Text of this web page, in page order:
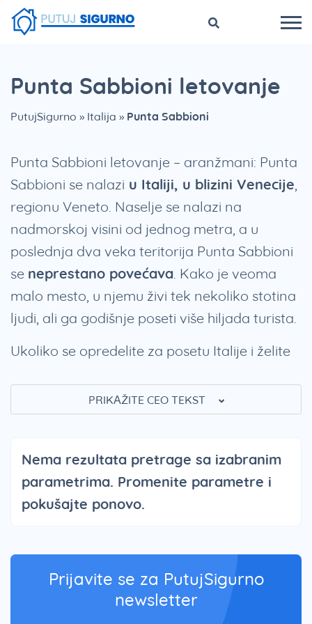
Punta Sabbioni letovanje
PutujSigurno » Italija » Punta Sabbioni
Punta Sabbioni letovanje – aranžmani: Punta
Sabbioni se nalazi u Italiji, u blizini Venecije,
regionu Veneto. Naselje se nalazi na
nadmorskoj visini od jednog metra, a u
poslednja dva veka teritorija Punta Sabbioni
se neprestano povećava. Kako je veoma
malo mesto, u njemu živi tek nekoliko stotina
ljudi, ali ga godišnje poseti više hiljada turista.
Ukoliko se opredelite za posetu Italije i želite
pravo mesto za vas. Na našem sajtu možete
pronaćibrojne ponude za sjajne
nadomak Venecije.
Punta Sabbioni smeštaj
smeštaj i prevoz
do ove destinacije. U ovom
malom mestu u Italiji možete iznajmiti
u apartmanima, hotelima ili
PRIKAŽITE CEO TEKST
Nema rezultata pretrage sa izabranim
parametrima. Promenite parametre i
pokušajte ponovo.
Prijavite se za PutujSigurno
newsletter